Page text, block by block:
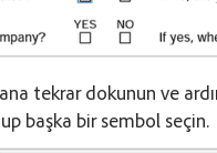
tekrar dokunun ve
başka bir sembol seçin.